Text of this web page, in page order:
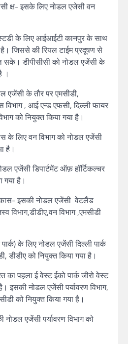
क्ष- इसके लिए नोडल एजेसी वन
के लिए आईआईटी कानपुर के साथ
है। जिससे की रियल टाईम प्रदूषण से
सके। डीपीसीसी को नोडल एजेंसी के
।
एजेंसी के तौर पर एमसीडी,
विभाग , आई एन्ड एफसी, दिल्ली फायर
को नियुक्त किया गया है।
के लिए वन विभाग को नोडल एजेंसी
है।
एजेंसी डिपार्टमेंट ऑफ़ हॉर्टिकल्चर
गया है।
इसकी नोडल एजेंसी वेटलैंड
विभाग,डीडीए,वन विभाग ,एमसीडी
के लिए नोडल एजेंसी दिल्ली पार्क
डीडीए को नियुक्त किया गया है।
का पहला ई वेस्ट ईको पार्क जीरो वेस्ट
इसकी नोडल एजेंसी पर्यावरण विभाग,
को नियुक्त किया गया है।
नोडल एजेंसी पर्यावरण विभाग को